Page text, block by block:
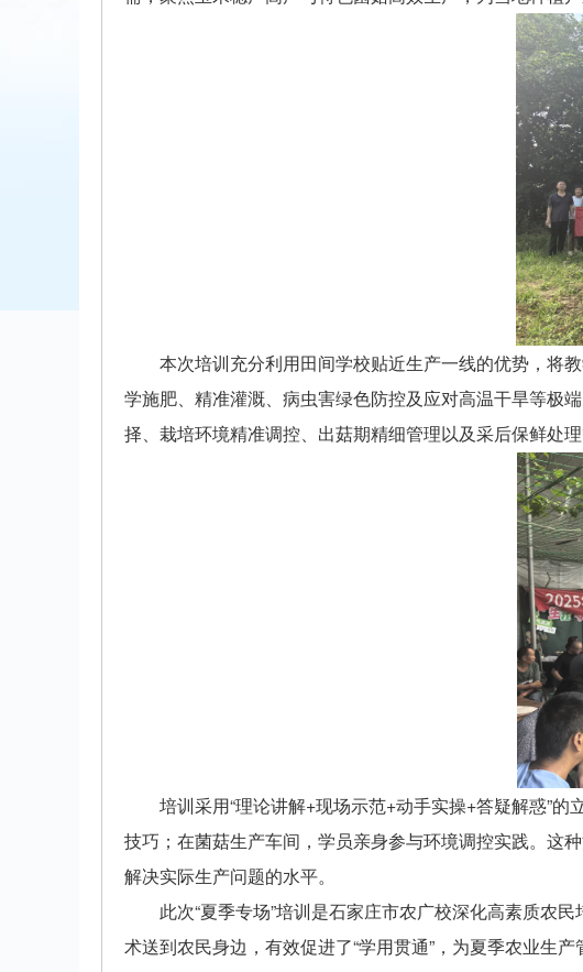
本次培训充分利用田间学校贴近生产一线的优势，将
学施肥、精准灌溉、病虫害绿色防控及应对高温干旱等极
择、栽培环境精准调控、出菇期精细管理以及采后保鲜处
培训采用“理论讲解+现场示范+动手实操+答疑解惑”
技巧；在菌菇生产车间，学员亲身参与环境调控实践。这
解决实际生产问题的水平。
此次“夏季专场”培训是石家庄市农广校深化高素质农
术送到农民身边，有效促进了“学用贯通”，为夏季农业生